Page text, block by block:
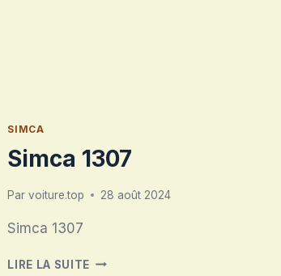
SIMCA
Simca 1307
Par voiture.top 28 août 2024
Simca 1307
LIRE LA SUITE SIMCA